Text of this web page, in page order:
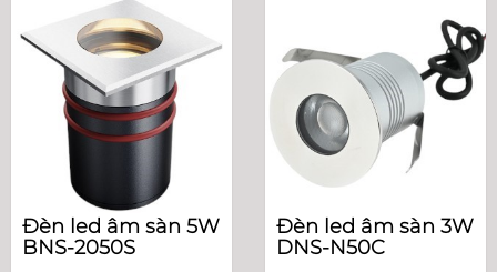
Đèn led âm sàn 5W
BNS-2050S
Đèn led âm sàn 3W
DNS-N50C